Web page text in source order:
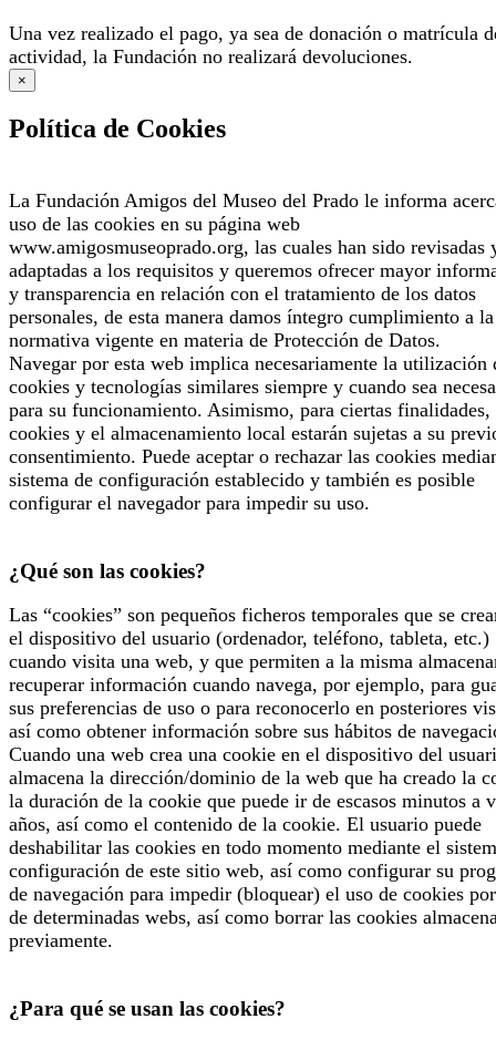
Una vez realizado el pago, ya sea de donación o matrícula
actividad, la Fundación no realizará devoluciones.
×
Política de Cookies
La Fundación Amigos del Museo del Prado le informa
uso de las cookies en su página web
www.amigosmuseoprado.org, las cuales han sido revisadas
adaptadas a los requisitos y queremos ofrecer mayor
y transparencia en relación con el tratamiento de los datos
personales, de esta manera damos íntegro cumplimiento a la
normativa vigente en materia de Protección de Datos.
Navegar por esta web implica necesariamente la utilización
cookies y tecnologías similares siempre y cuando sea
para su funcionamiento. Asimismo, para ciertas finalidades,
cookies y el almacenamiento local estarán sujetas a su
consentimiento. Puede aceptar o rechazar las cookies
sistema de configuración establecido y también es posible
configurar el navegador para impedir su uso.
¿Qué son las cookies?
Las “cookies” son pequeños ficheros temporales que se
el dispositivo del usuario (ordenador, teléfono, tableta, etc.)
cuando visita una web, y que permiten a la misma
recuperar información cuando navega, por ejemplo, para
sus preferencias de uso o para reconocerlo en posteriores
así como obtener información sobre sus hábitos de
Cuando una web crea una cookie en el dispositivo del
almacena la dirección/dominio de la web que ha creado la
la duración de la cookie que puede ir de escasos minutos a
años, así como el contenido de la cookie. El usuario puede
deshabilitar las cookies en todo momento mediante el
configuración de este sitio web, así como configurar su
de navegación para impedir (bloquear) el uso de cookies
de determinadas webs, así como borrar las cookies
previamente.
¿Para qué se usan las cookies?